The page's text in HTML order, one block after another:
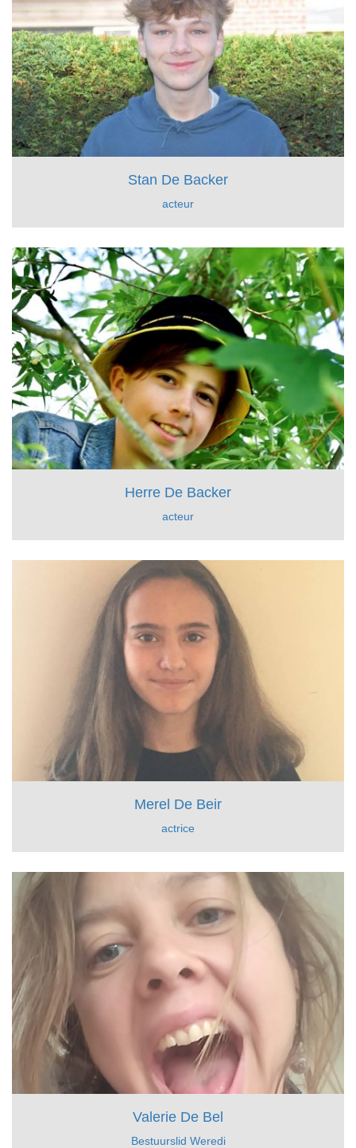
Stan De Backer
acteur
Herre De Backer
acteur
Merel De Beir
actrice
Valerie De Bel
Bestuurslid Weredi